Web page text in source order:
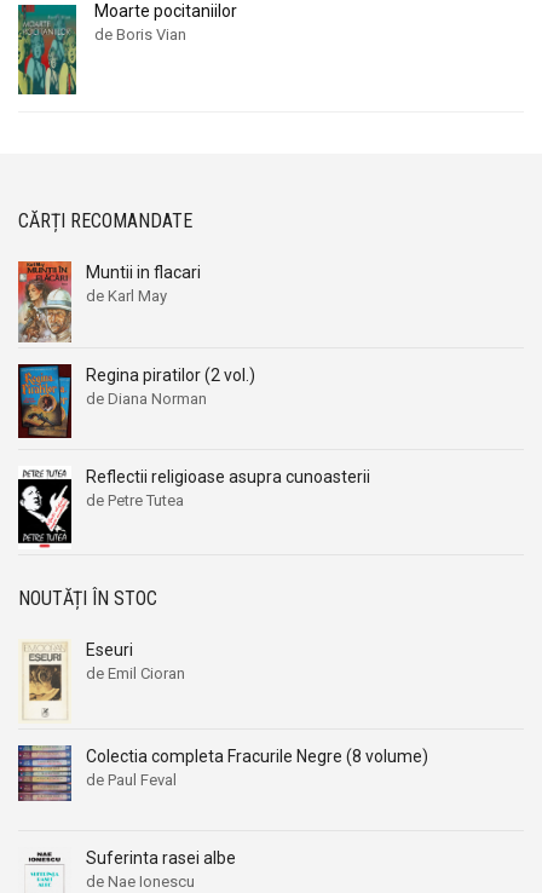
Moarte pocitaniilor
de Boris Vian
CĂRȚI RECOMANDATE
Muntii in flacari
de Karl May
Regina piratilor (2 vol.)
de Diana Norman
Reflectii religioase asupra cunoasterii
de Petre Tutea
NOUTĂȚI ÎN STOC
Eseuri
de Emil Cioran
Colectia completa Fracurile Negre (8 volume)
de Paul Feval
Suferinta rasei albe
de Nae Ionescu